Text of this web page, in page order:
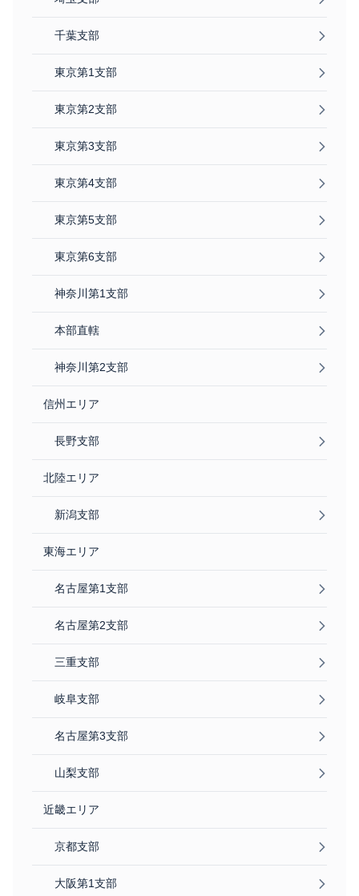
千葉支部
東京第1支部
東京第2支部
東京第3支部
東京第4支部
東京第5支部
東京第6支部
神奈川第1支部
本部直轄
神奈川第2支部
信州エリア
長野支部
北陸エリア
新潟支部
東海エリア
名古屋第1支部
名古屋第2支部
三重支部
岐阜支部
名古屋第3支部
山梨支部
近畿エリア
京都支部
大阪第1支部